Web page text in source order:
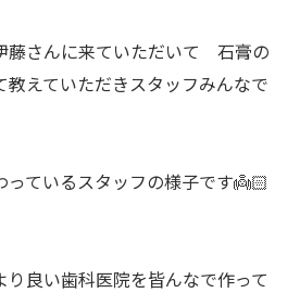
藤さんに来ていただいて 石膏の
教えていただきスタッフみんなで
ているスタッフの様子です👼🏻
り良い歯科医院を皆んなで作って